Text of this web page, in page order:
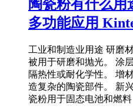
陶瓷粉有什么
多功能应用
工业和制造业用途 研磨
被用于研磨和抛光。 涂
隔热性或耐化学性。 增
造复杂的陶瓷部件。 新
瓷粉用于固态电池和燃料